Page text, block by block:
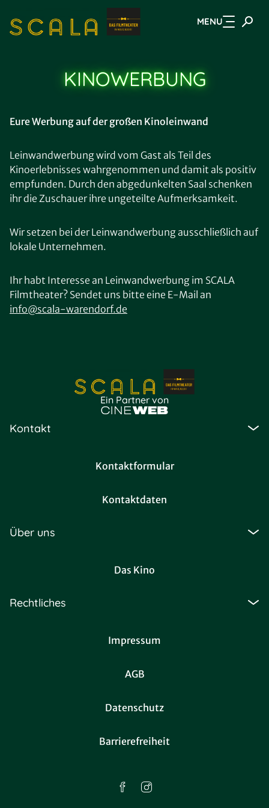
Zum Hauptinhalt springen MENU
KINOWERBUNG
Eure Werbung auf der großen Kinoleinwand
Leinwandwerbung wird vom Gast als Teil des
Kinoerlebnisses wahrgenommen und damit als positiv
empfunden. Durch den abgedunkelten Saal schenken
ihr die Zuschauer ihre ungeteilte Aufmerksamkeit.
Wir setzen bei der Leinwandwerbung ausschließlich auf
lokale Unternehmen.
Ihr habt Interesse an Leinwandwerbung im SCALA
Filmtheater? Sendet uns bitte eine E-Mail an
info@scala-warendorf.de
Ein Partner von
Kontakt
Kontaktformular
Kontaktdaten
Über uns
Das Kino
Rechtliches
Impressum
AGB
Datenschutz
Barrierefreiheit